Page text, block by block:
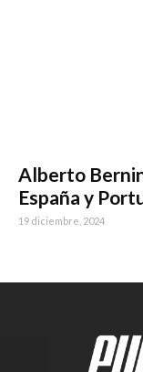
Alberto
España y
19 diciembre, 2024